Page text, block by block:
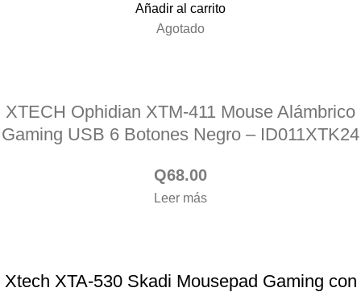
Añadir al carrito
Agotado
XTECH Ophidian XTM-411 Mouse Alámbrico
Gaming USB 6 Botones Negro – ID011XTK24
Q68.00
Leer más
Xtech XTA-530 Skadi Mousepad Gaming con